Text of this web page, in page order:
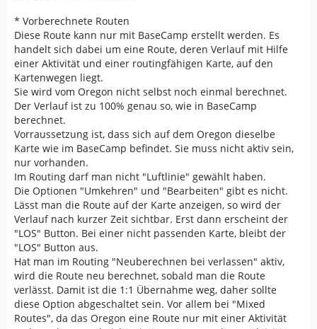
* Vorberechnete Routen
Diese Route kann nur mit BaseCamp erstellt werden. Es
handelt sich dabei um eine Route, deren Verlauf mit Hilfe
einer Aktivität und einer routingfähigen Karte, auf den
Kartenwegen liegt.
Sie wird vom Oregon nicht selbst noch einmal berechnet.
Der Verlauf ist zu 100% genau so, wie in BaseCamp
berechnet.
Vorraussetzung ist, dass sich auf dem Oregon dieselbe
Karte wie im BaseCamp befindet. Sie muss nicht aktiv sein,
nur vorhanden.
Im Routing darf man nicht "Luftlinie" gewählt haben.
Die Optionen "Umkehren" und "Bearbeiten" gibt es nicht.
Lässt man die Route auf der Karte anzeigen, so wird der
Verlauf nach kurzer Zeit sichtbar. Erst dann erscheint der
"LOS" Button. Bei einer nicht passenden Karte, bleibt der
"LOS" Button aus.
Hat man im Routing "Neuberechnen bei verlassen" aktiv,
wird die Route neu berechnet, sobald man die Route
verlässt. Damit ist die 1:1 Übernahme weg, daher sollte
diese Option abgeschaltet sein. Vor allem bei "Mixed
Routes", da das Oregon eine Route nur mit einer Aktivität